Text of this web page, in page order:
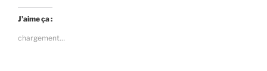
J’aime ça :
chargement…